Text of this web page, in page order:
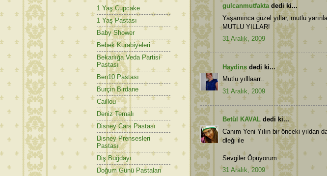
gulcanmutfaktadedi ki...
Yaşamınca güzel yıllar, mutlu
MUTLU YILLAR!
31 Aralık, 2009
Haydins dedi ki...
Mutlu yılllaarr..
31 Aralık, 2009
Betül KAVAL dedi ki...
Canım Yeni Yılın bir önceki yıldan
dleği ile
Sevgiler Öpüyorum.
31 Aralık, 2009
1 Yaş Cupcake
1 Yaş Pastası
Baby Shower
Bebek Kurabiyeleri
Bekarlığa Veda Partisi
Pastası
Ben10 Pastası
Burçin Birdane
Caillou
Deniz Temalı
Disney Cars Pastası
Disney Prensesleri
Pastası
Diş Buğdayı
Doğum Günü Pastaları